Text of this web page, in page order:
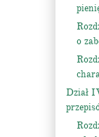
o
Dział